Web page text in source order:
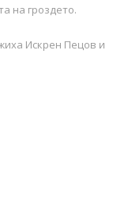
на гроздето.
Искрен Пецов и